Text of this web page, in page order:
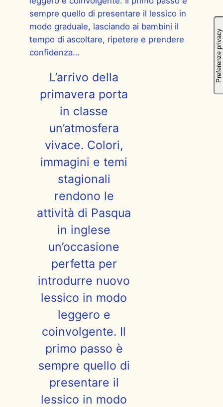
sempre quello di presentare il lessico in
modo graduale, lasciando ai bambini il
tempo di ascoltare, ripetere e prendere
confidenza…
L’arrivo della
primavera porta
in classe
un’atmosfera
vivace. Colori,
immagini e temi
stagionali
rendono le
attività di Pasqua
in inglese
un’occasione
perfetta per
introdurre nuovo
lessico in modo
leggero e
coinvolgente. Il
primo passo è
sempre quello di
presentare il
lessico in modo